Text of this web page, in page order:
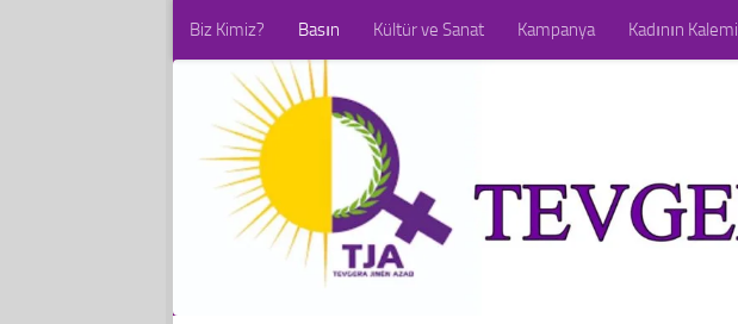
Skip to content
Biz Kimiz? Basın Kültür ve Sanat Kampanya Kadının Kalemi